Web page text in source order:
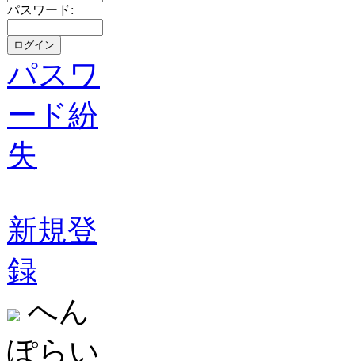
パスワード:
パスワ
ード紛
失
新規登
録
へん
ぽらい